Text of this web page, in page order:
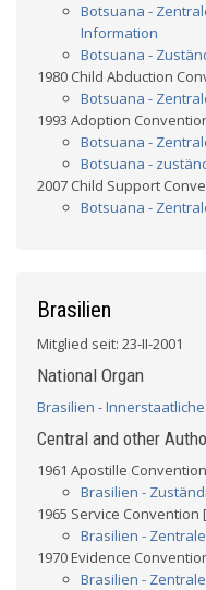
Botsuana -
Information
Botsuana -
1980 Child Abduction
Botsuana -
1993 Adoption
Botsuana -
Botsuana -
2007 Child Support
Botsuana -
Brasilien
Mitglied seit: 23-II-2001
National Organ
Brasilien -
Central and other
1961 Apostille
Brasilien -
1965 Service Convention
Brasilien -
1970 Evidence
Brasilien -